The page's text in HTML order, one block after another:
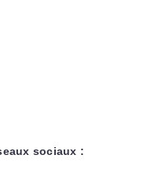
sociaux :